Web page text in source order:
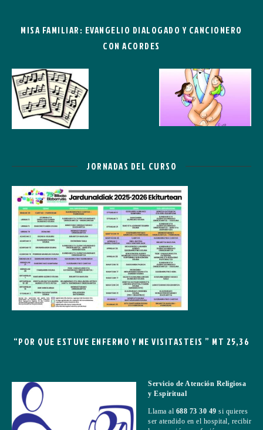
MISA FAMILIAR: EVANGELIO DIALOGADO Y CANCIONERO
CON ACORDES
JORNADAS DEL CURSO
“POR QUE ESTUVE ENFERMO Y ME VISITASTEIS ” MT 25,36
Servicio de Atención Religiosa
y Espiritual
Llama al 688 73 30 49 si quieres
ser atendido en el hospital, recibir